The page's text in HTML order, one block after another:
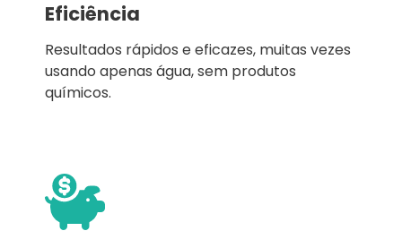
Eficiência
Resultados rápidos e eficazes, muitas vezes
usando apenas água, sem produtos
químicos.